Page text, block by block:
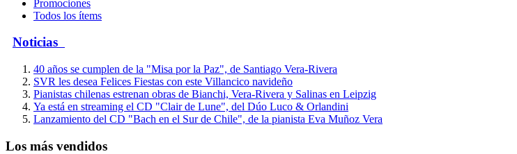
Promociones
Todos los ítems
Noticias
40 años se cumplen de la "Misa por la Paz", de Santiago Vera-Rivera
SVR les desea Felices Fiestas con este Villancico navideño
Pianistas chilenas estrenan obras de Bianchi, Vera-Rivera y Salinas en Leipzig
Ya está en streaming el CD "Clair de Lune", del Dúo Luco & Orlandini
Lanzamiento del CD "Bach en el Sur de Chile", de la pianista Eva Muñoz Vera
Los más vendidos